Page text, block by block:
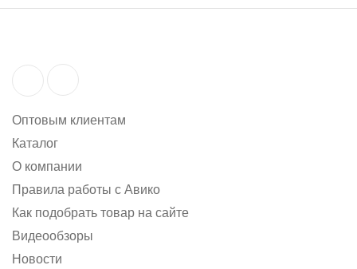
Оптовым клиентам
Каталог
О компании
Правила работы с Авико
Как подобрать товар на сайте
Видеообзоры
Новости